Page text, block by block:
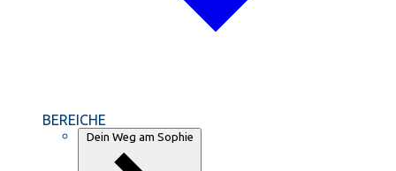
BEREICHE
Dein Weg am Sophie